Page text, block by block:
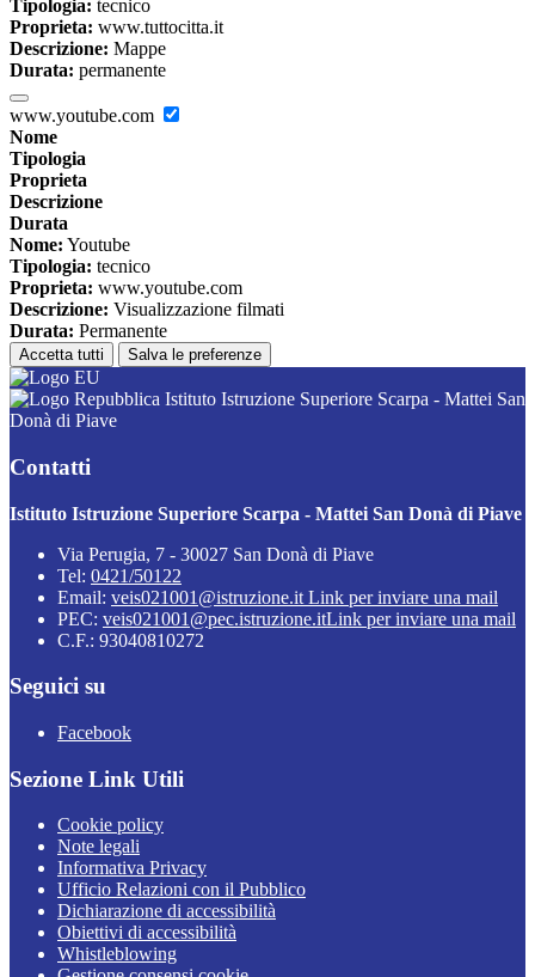
Tipologia: tecnico
Proprieta: www.tuttocitta.it
Descrizione: Mappe
Durata: permanente
www.youtube.com
Nome
Tipologia
Proprieta
Descrizione
Durata
Nome: Youtube
Tipologia: tecnico
Proprieta: www.youtube.com
Descrizione: Visualizzazione filmati
Durata: Permanente
Accetta tutti Salva le preferenze
Istituto Istruzione Superiore Scarpa - Mattei San
Donà di Piave
Contatti
Istituto Istruzione Superiore Scarpa - Mattei San Donà di Piave
Via Perugia, 7 - 30027 San Donà di Piave
Tel: 0421/50122
Email: veis021001@istruzione.it Link per inviare una mail
PEC: veis021001@pec.istruzione.itLink per inviare una mail
C.F.: 93040810272
Seguici su
Facebook
Sezione Link Utili
Cookie policy
Note legali
Informativa Privacy
Ufficio Relazioni con il Pubblico
Dichiarazione di accessibilità
Obiettivi di accessibilità
Whistleblowing